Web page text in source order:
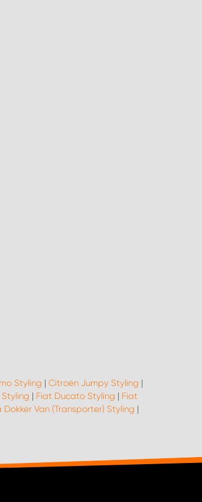
Styling | Citroën Jumpy Styling |
| Fiat Ducato Styling | Fiat
Dokker Van (Transporter) Styling |